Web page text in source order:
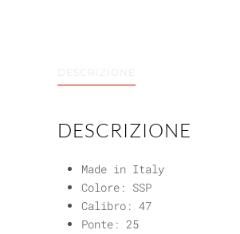
DESCRIZIONE
DESCRIZIONE
Made in Italy
Colore: SSP
Calibro: 47
Ponte: 25